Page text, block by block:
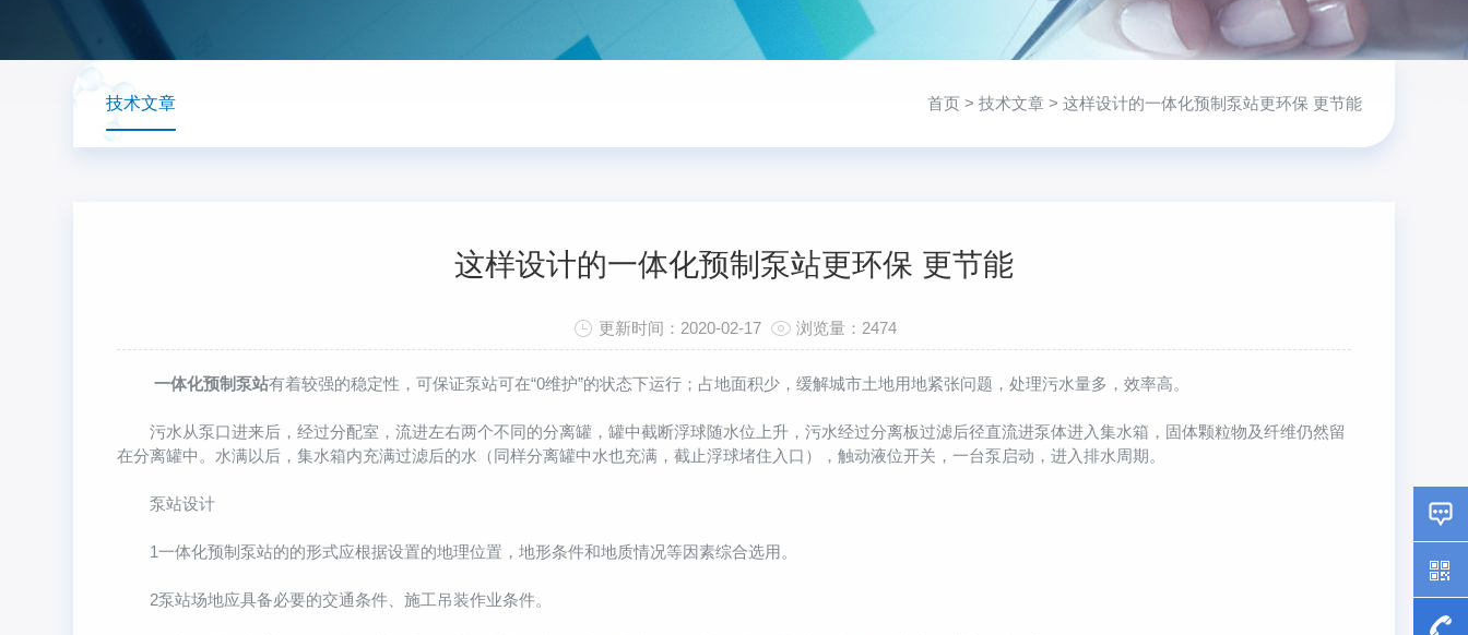
首页> 技术文章 > 这样设计的一体化预制泵站更环保 更节能
技术文章
这样设计的一体化预制泵站更环保 更节能
更新时间：2020-02-17 浏览量：2474
一体化预制泵站有着较强的稳定性，可保证泵站可在“0维护”的状态下运行；占地面积少，缓解城市土地用地紧张问题，处理污水量多，效率高。
污水从泵口进来后，经过分配室，流进左右两个不同的分离罐，罐中截断浮球随水位上升，污水经过分离板过滤后径直流进泵体进入集水箱，固体颗粒物及纤维仍然留
在分离罐中。水满以后，集水箱内充满过滤后的水（同样分离罐中水也充满，截止浮球堵住入口），触动液位开关，一台泵启动，进入排水周期。
泵站设计
1一体化预制泵站的的形式应根据设置的地理位置，地形条件和地质情况等因素综合选用。
2泵站场地应具备必要的交通条件、施工吊装作业条件。